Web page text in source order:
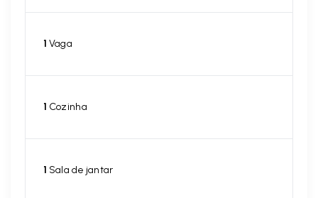
1 Vaga
1 Cozinha
1 Sala de jantar